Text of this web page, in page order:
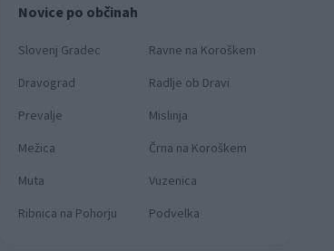
Novice po občinah
Slovenj Gradec
Ravne na Koroškem
Dravograd
Radlje ob Dravi
Prevalje
Mislinja
Mežica
Črna na Koroškem
Muta
Vuzenica
Ribnica na Pohorju
Podvelka